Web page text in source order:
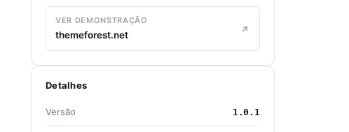
VER DEMONSTRAÇÃO
themeforest.net
Detalhes
Versão 1.0.1